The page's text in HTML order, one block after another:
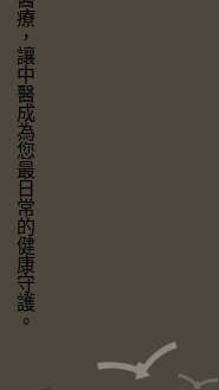
讓中醫成為您最日常的健康守護。